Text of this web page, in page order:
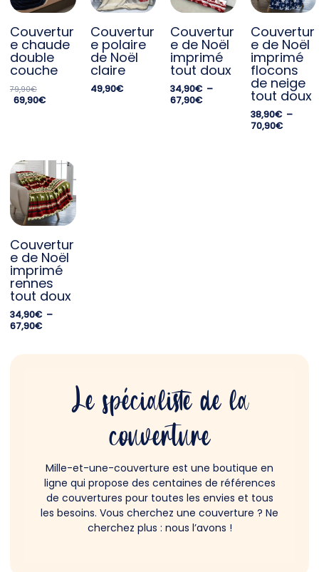
Couvertur
e chaude
double
couche
79,90€
69,90€
Couvertur
e polaire
de Noël
claire
49,90€
Couvertur
e de Noël
imprimé
tout doux
34,90€ –
67,90€
Couvertur
e de Noël
imprimé
flocons
de neige
tout doux
38,90€ –
70,90€
Couvertur
e de Noël
imprimé
rennes
tout doux
34,90€ –
67,90€
Le spécialiste de la
couverture
Mille-et-une-couverture est une boutique en
ligne qui propose des centaines de références
de couvertures pour toutes les envies et tous
les besoins. Vous cherchez une couverture ? Ne
cherchez plus : nous l’avons !